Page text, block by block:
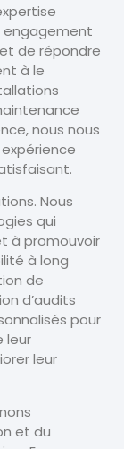
engagement
de répondre
à le
nous nous
Nous
qui
à promouvoir
à long
de
d’audits
pour
leur
leur
et du